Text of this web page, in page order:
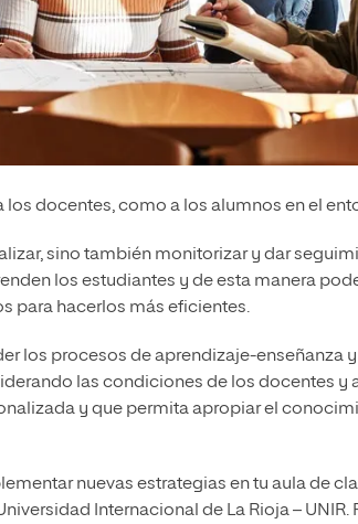
docentes, como a los alumnos en el
sino también monitorizar y dar
los estudiantes y de esta manera
para hacerlos más eficientes.
los procesos de aprendizaje-enseñanza
las condiciones de los docentes y
y que permita apropiar el
nuevas estrategias en tu aula de
Internacional de La Rioja –